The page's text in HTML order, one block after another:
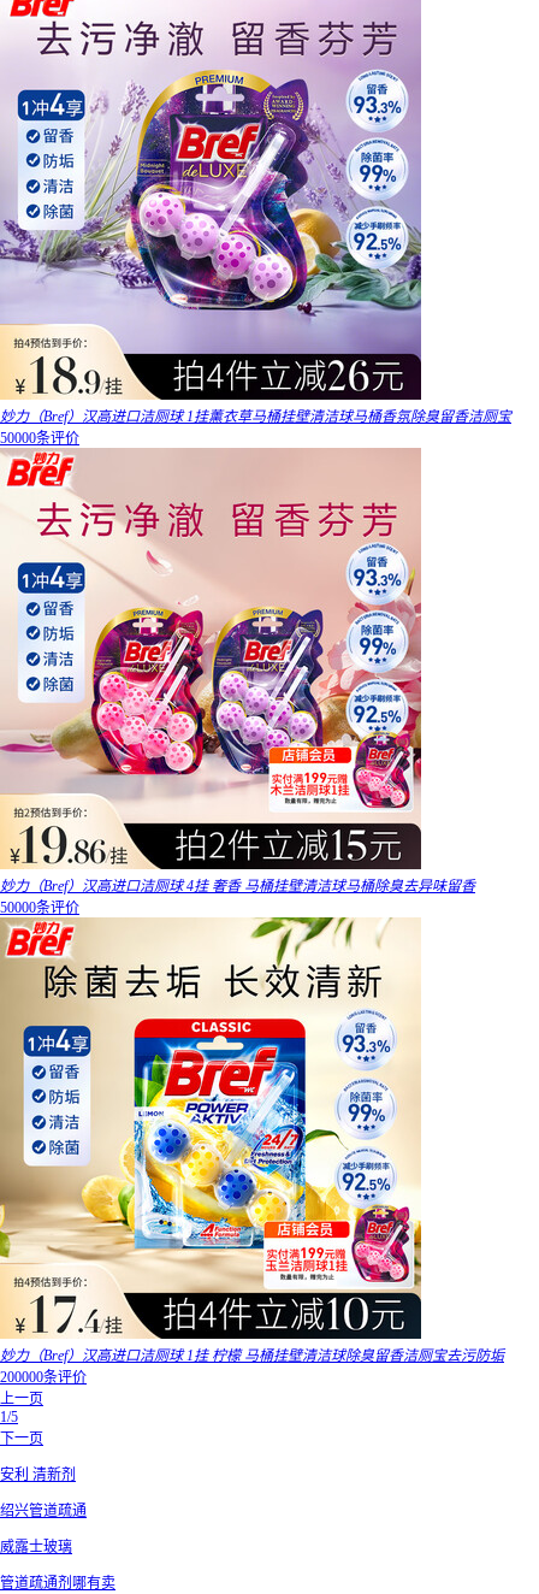
妙力（Bref）汉高进口洁厕球 1挂薰衣草马桶挂壁清洁球马桶香氛除臭留香洁厕宝
50000条评价
妙力（Bref）汉高进口洁厕球 4挂 奢香 马桶挂壁清洁球马桶除臭去异味留香
50000条评价
妙力（Bref）汉高进口洁厕球 1挂 柠檬 马桶挂壁清洁球除臭留香洁厕宝去污防垢
200000条评价
上一页
1/5
下一页
安利 清新剂
绍兴管道疏通
威露士玻璃
管道疏通剂哪有卖